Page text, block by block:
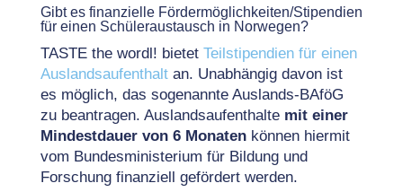
Gibt es finanzielle Fördermöglichkeiten/Stipendien
für einen Schüleraustausch in Norwegen?
TASTE the wordl! bietet Teilstipendien für einen
Auslandsaufenthaltan. Unabhängig davon ist
es möglich, das sogenannte Auslands-BAföG
zu beantragen. Auslandsaufenthalte mit einer
Mindestdauer von 6 Monatenkönnen hiermit
vom Bundesministerium für Bildung und
Forschung finanziell gefördert werden.